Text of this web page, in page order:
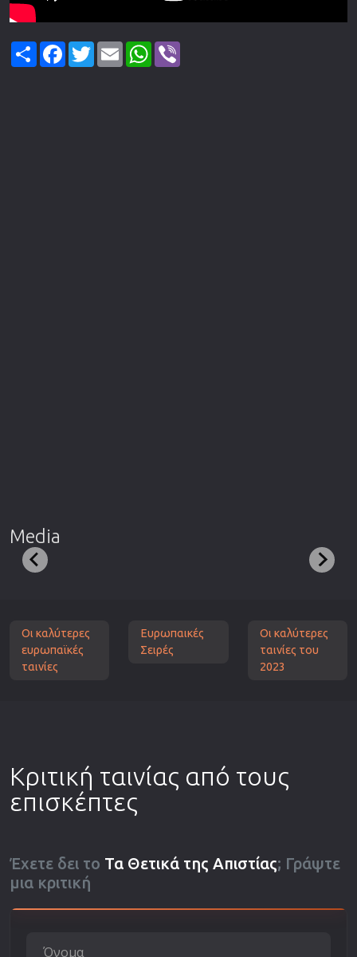
ShareFacebook
TwitterEmail WhatsApp
Media
Οι καλύτερες
ευρωπαϊκές
ταινίες
Ευρωπαικές
Σειρές
Οι καλύτερες
ταινίες του
2023
Κριτική ταινίας από τους
επισκέπτες
Έχετε δει το Τα Θετικά της Απιστίας; Γράψτε
μια κριτική